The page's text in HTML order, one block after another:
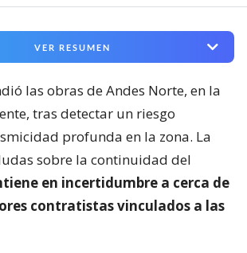
VER RESUMEN
las obras de Andes Norte, en la
tras detectar un riesgo
profunda en la zona. La
sobre la continuidad del
en incertidumbre a cerca de
contratistas vinculados a las